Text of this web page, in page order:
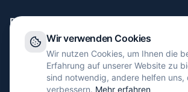
Wir verwenden Cookies
Wir nutzen Cookies, um Ihnen die
Erfahrung auf unserer Website zu
sind notwendig, andere helfen uns,
verbessern. Mehr erfahren
Rechtliches
Impressum
Datenschutz